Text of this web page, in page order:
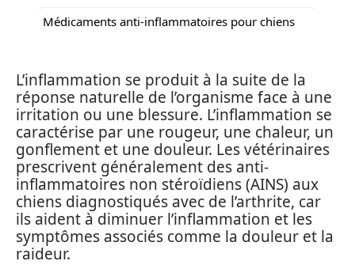
Médicaments anti-inflammatoires pour chiens
L’inflammation se produit à la suite de la
réponse naturelle de l’organisme face à une
irritation ou une blessure. L’inflammation se
caractérise par une rougeur, une chaleur, un
gonflement et une douleur. Les vétérinaires
prescrivent généralement des anti-
inflammatoires non stéroïdiens (AINS) aux
chiens diagnostiqués avec de l’arthrite, car
ils aident à diminuer l’inflammation et les
symptômes associés comme la douleur et la
raideur.